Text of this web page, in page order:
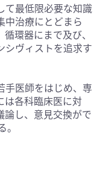
て最低限必要な知識
中治療にとどまら
環器にまで及び、
シヴィストを追求す
手医師をはじめ、専
は各科臨床医に対
論し、意見交換がで